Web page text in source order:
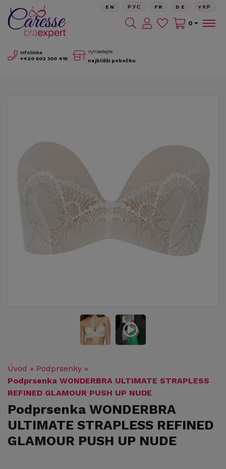
Infolinka
+420 602 300 415
Vyhledejte
nejbližší pobočku
EN РУС FR DE YКР
0
Úvod » Podprsenky »
Podprsenka WONDERBRA ULTIMATE STRAPLESS
REFINED GLAMOUR PUSH UP NUDE
Podprsenka WONDERBRA
ULTIMATE STRAPLESS REFINED
GLAMOUR PUSH UP NUDE